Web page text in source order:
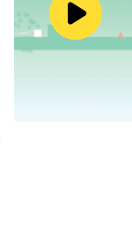
立方體：幾何衝